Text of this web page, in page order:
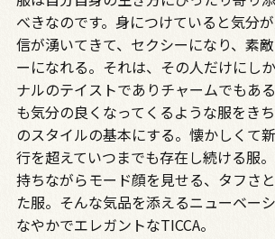
べきなのです。身につけていると気分
信が湧いてきて、セクシーになり、素
ーになれる。それは、その人だけにし
ナルのテイストでありチャームでもあ
も気分の良くなってくるような服をき
のスタイルの基本にする。懐かしくて
行を超えていつまでも存在し続ける服
持ちながらモード顔を見せる、タフさ
た服。そんな気品を添えるニューベー
なやかでエレガントなTICCA。